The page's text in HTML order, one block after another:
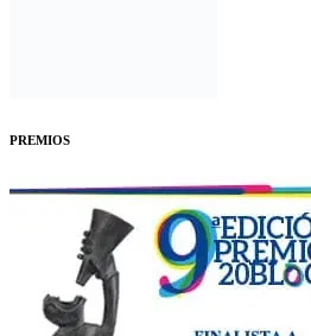
PREMIOS